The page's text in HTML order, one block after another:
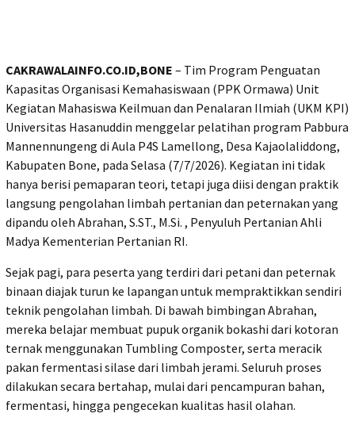
CAKRAWALAINFO.CO.ID,BONE – Tim Program Penguatan
Kapasitas Organisasi Kemahasiswaan (PPK Ormawa) Unit
Kegiatan Mahasiswa Keilmuan dan Penalaran Ilmiah (UKM KPI)
Universitas Hasanuddin menggelar pelatihan program Pabbura
Mannennungeng di Aula P4S Lamellong, Desa Kajaolaliddong,
Kabupaten Bone, pada Selasa (7/7/2026). Kegiatan ini tidak
hanya berisi pemaparan teori, tetapi juga diisi dengan praktik
langsung pengolahan limbah pertanian dan peternakan yang
dipandu oleh Abrahan, S.ST., M.Si. , Penyuluh Pertanian Ahli
Madya Kementerian Pertanian RI.
Sejak pagi, para peserta yang terdiri dari petani dan peternak
binaan diajak turun ke lapangan untuk mempraktikkan sendiri
teknik pengolahan limbah. Di bawah bimbingan Abrahan,
mereka belajar membuat pupuk organik bokashi dari kotoran
ternak menggunakan Tumbling Composter, serta meracik
pakan fermentasi silase dari limbah jerami. Seluruh proses
dilakukan secara bertahap, mulai dari pencampuran bahan,
fermentasi, hingga pengecekan kualitas hasil olahan.